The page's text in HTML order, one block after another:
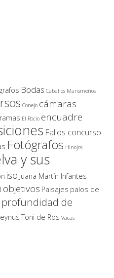
Bodas Caballos Marismeños
Conejo cámaras
El Rocio encuadre
Fallos concurso
Fotógrafos Hinojos
y sus
iso Juana Martín Infantes
objetivos Paisajes palos de
profundidad de
Toni de Ros Vacas